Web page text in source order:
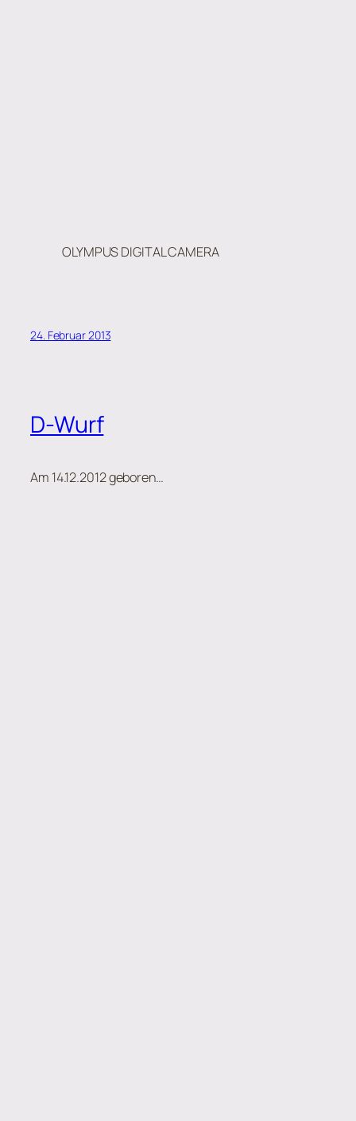
OLYMPUS DIGITAL CAMERA
24. Februar 2013
D-Wurf
Am 14.12.2012 geboren…